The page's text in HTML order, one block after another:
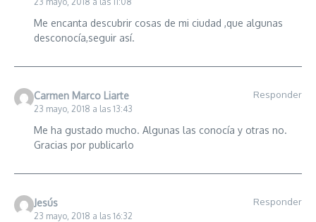
Me encanta descubrir cosas de mi ciudad ,que algunas
desconocía,seguir así.
Carmen Marco Liarte
23 mayo, 2018 a las 13:43
Responder
Me ha gustado mucho. Algunas las conocía y otras no.
Gracias por publicarlo
Jesús
23 mayo, 2018 a las 16:32
Responder